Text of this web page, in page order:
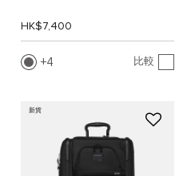
HK$7,400
4 比較
新貨